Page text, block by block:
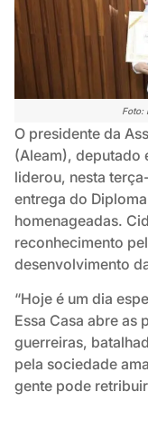
Foto:
O presidente da
(Aleam), deputado
liderou, nesta
entrega do
homenageadas.
reconhecimento
desenvolvimento
“Hoje é um dia
Essa Casa abre as
guerreiras,
pela sociedade
gente pode